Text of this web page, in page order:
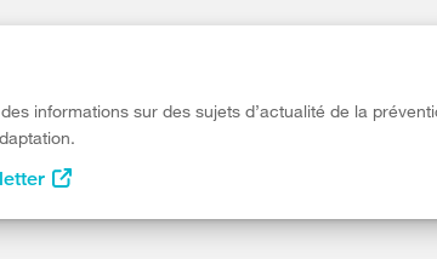
informations sur des sujets d’actualité de la